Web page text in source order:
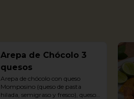
Arepa de Chócolo 3
quesos
Arepa de chócolo con queso
Momposino (queso de pasta
hilada, semigraso y fresco), queso